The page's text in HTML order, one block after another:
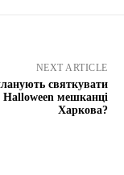
NEXT ARTICLE
святкувати
Halloween мешканці
Харкова?